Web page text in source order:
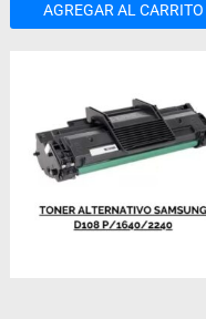
AGREGAR AL CARRITO